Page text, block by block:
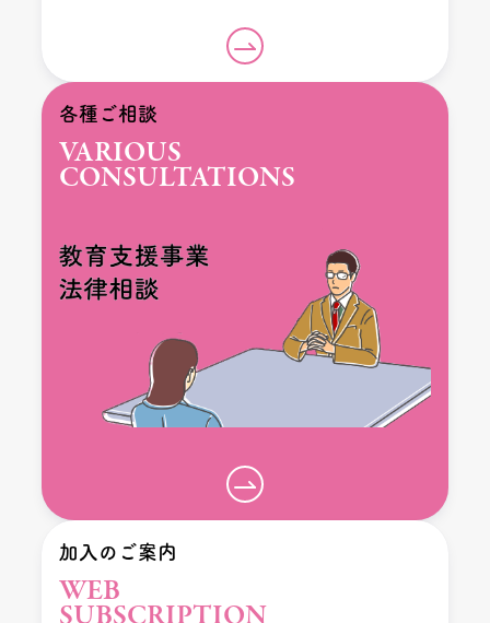
各種ご相談
VARIOUS
CONSULTATIONS
加入のご案内
WEB